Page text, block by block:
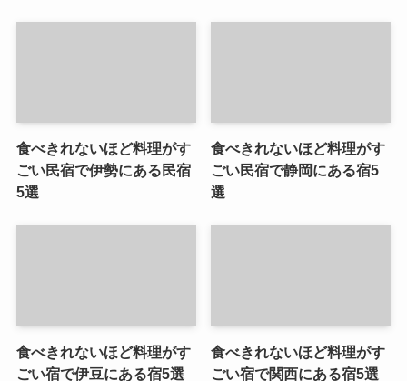
食べきれないほど料理がす
ごい民宿で伊勢にある民宿
5選
食べきれないほど料理がす
ごい民宿で静岡にある宿5
選
食べきれないほど料理がす
ごい宿で伊豆にある宿5選
食べきれないほど料理がす
ごい宿で関西にある宿5選